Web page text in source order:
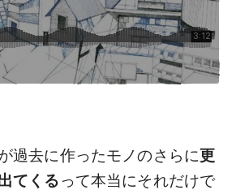
過去に作ったモノのさらに更
てくるって本当にそれだけで